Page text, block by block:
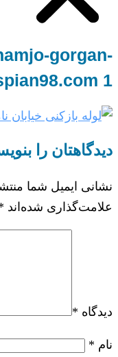
gorgan-
1
دیدگاهتان را
نشانی ایمیل شما
علامت‌گذاری شده‌اند
دیدگاه *
نام *